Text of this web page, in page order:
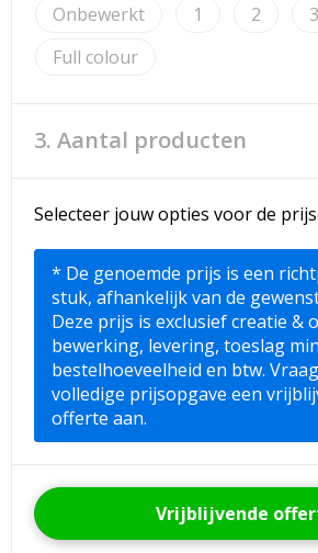
Onbewerkt
1 2 3
Full colour
3. Aantal producten
Selecteer jouw opties voor de
* De genoemde prijs is een
stuk, afhankelijk van de
Deze prijs is exclusief creatie &
bewerking, levering, toeslag
bestelhoeveelheid en btw.
volledige prijsopgave een
offerte aan.
Vrijblijvende